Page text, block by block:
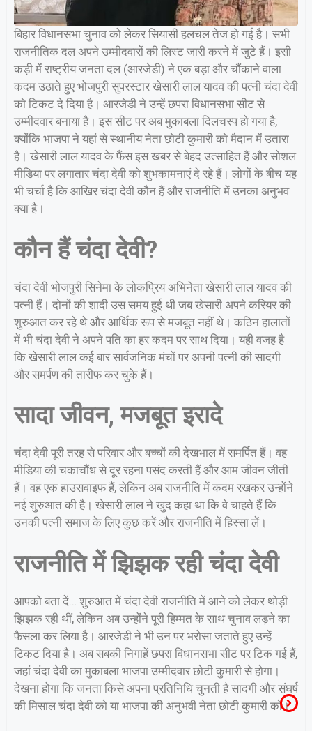
बिहार विधानसभा चुनाव को लेकर सियासी हलचल तेज हो गई है। सभी
राजनीतिक दल अपने उम्मीदवारों की लिस्ट जारी करने में जुटे हैं। इसी
कड़ी में राष्ट्रीय जनता दल (आरजेडी) ने एक बड़ा और चौंकाने वाला
कदम उठाते हुए भोजपुरी सुपरस्टार खेसारी लाल यादव की पत्नी चंदा देवी
को टिकट दे दिया है। आरजेडी ने उन्हें छपरा विधानसभा सीट से
उम्मीदवार बनाया है। इस सीट पर अब मुकाबला दिलचस्प हो गया है,
क्योंकि भाजपा ने यहां से स्थानीय नेता छोटी कुमारी को मैदान में उतारा
है। खेसारी लाल यादव के फैंस इस खबर से बेहद उत्साहित हैं और सोशल
मीडिया पर लगातार चंदा देवी को शुभकामनाएं दे रहे हैं। लोगों के बीच यह
भी चर्चा है कि आखिर चंदा देवी कौन हैं और राजनीति में उनका अनुभव
क्या है।
कौन हैं चंदा देवी?
चंदा देवी भोजपुरी सिनेमा के लोकप्रिय अभिनेता खेसारी लाल यादव की
पत्नी हैं। दोनों की शादी उस समय हुई थी जब खेसारी अपने करियर की
शुरुआत कर रहे थे और आर्थिक रूप से मजबूत नहीं थे। कठिन हालातों
में भी चंदा देवी ने अपने पति का हर कदम पर साथ दिया। यही वजह है
कि खेसारी लाल कई बार सार्वजनिक मंचों पर अपनी पत्नी की सादगी
और समर्पण की तारीफ कर चुके हैं।
सादा जीवन, मजबूत इरादे
चंदा देवी पूरी तरह से परिवार और बच्चों की देखभाल में समर्पित हैं। वह
मीडिया की चकाचौंध से दूर रहना पसंद करती हैं और आम जीवन जीती
हैं। वह एक हाउसवाइफ हैं, लेकिन अब राजनीति में कदम रखकर उन्होंने
नई शुरुआत की है। खेसारी लाल ने खुद कहा था कि वे चाहते हैं कि
उनकी पत्नी समाज के लिए कुछ करें और राजनीति में हिस्सा लें।
राजनीति में झिझक रही चंदा देवी
आपको बता दें… शुरुआत में चंदा देवी राजनीति में आने को लेकर थोड़ी
झिझक रही थीं, लेकिन अब उन्होंने पूरी हिम्मत के साथ चुनाव लड़ने का
फैसला कर लिया है। आरजेडी ने भी उन पर भरोसा जताते हुए उन्हें
टिकट दिया है। अब सबकी निगाहें छपरा विधानसभा सीट पर टिक गई हैं,
जहां चंदा देवी का मुकाबला भाजपा उम्मीदवार छोटी कुमारी से होगा।
देखना होगा कि जनता किसे अपना प्रतिनिधि चुनती है सादगी और संघर्ष
की मिसाल चंदा देवी को या भाजपा की अनुभवी नेता छोटी कुमारी को।